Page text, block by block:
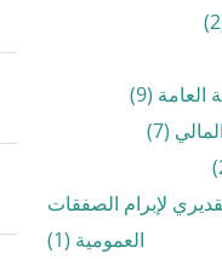
(9)
(7)
لإبرام الصفقات
العمومية (1)